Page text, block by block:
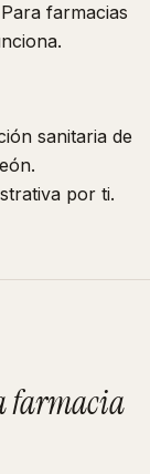
farmacias
sanitaria de
.
por ti.
farmacia